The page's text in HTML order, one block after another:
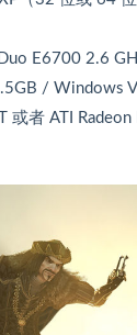
E6700 2.6
/ Windows
或者 ATI